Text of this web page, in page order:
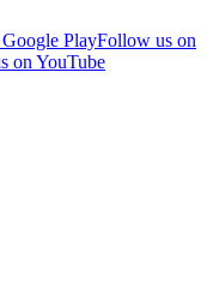
PlayFollow us on
on YouTube